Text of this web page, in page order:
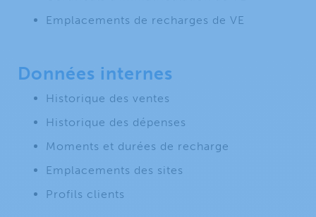
Emplacements de recharges de VE
Données internes
Historique des ventes
Historique des dépenses
Moments et durées de recharge
Emplacements des sites
Profils clients